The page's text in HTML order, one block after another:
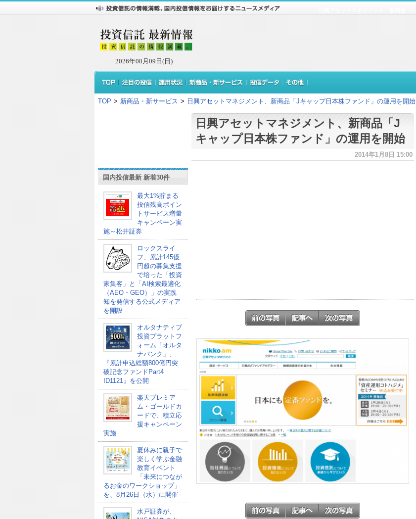
2026年08月09日(日)
TOP > 新商品・新サービス > 日興アセットマネジメント、新商品「Jキャップ日本株ファンド」の運用を開始
国内投信最新 新着30件
最大1%貯まる
投信残高ポイン
トサービス増量
キャンペーン実
施～松井証券
ロックスライ
フ、累計145億
円超の募集支援
で培った「投資
家集客」と「AI検索最適化
（AEO・GEO）」の実践
知を発信する公式メディア
を開設
オルタナティブ
投資プラットフ
ォーム「オルタ
ナバンク」、
『累計申込総額800億円突
破記念ファンドPart4
ID1121』を公開
楽天プレミア
ム・ゴールドカ
ードで、積立応
援キャンペーン
実施
夏休みに親子で
楽しく学ぶ金融
教育イベント
「未来につなが
るお金のワークショップ」
を、8月26日（水）に開催
水戸証券が、
日興アセットマネジメント、新商品「J
キャップ日本株ファンド」の運用を開始
2014年1月8日 15:00